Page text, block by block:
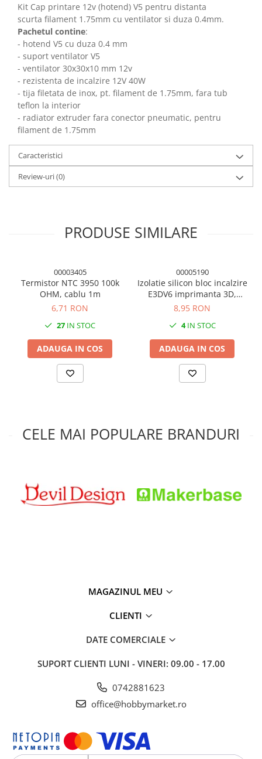
Aparate de masura si testare
Scule manuale si electrice
Lipit si accesorii lipit
Cabluri, conectori si izolatie
Module Peltier, racire si
incalzire
Echipamente si accesorii banc
de lucru
Cabluri si conectori
Cabluri si adaptoare
Conectori, mufe si blocuri
terminale
Condensatori si rezonatoare
Tranzistori si circuite integrate
Potentiometre si semireglabile
Intrerupatoare
Accesorii trotinete electrice
Lichidare de stoc
Kit Cap printare 12v (hotend) V5 pentru distanta
scurta filament 1.75mm cu ventilator si duza 0.4mm.
Pachetul contine:
- hotend V5 cu duza 0.4 mm
- suport ventilator V5
- ventilator 30x30x10 mm 12v
- rezistenta de incalzire 12V 40W
- tija filetata de inox, pt. filament de 1.75mm, fara tub
teflon la interior
- radiator extruder fara conector pneumatic, pentru
filament de 1.75mm
Caracteristici
Review-uri(0)
PRODUSE SIMILARE
00003405
Termistor NTC 3950 100k
OHM, cablu 1m
6,71 RON
27 IN STOC
ADAUGA IN COS
00005190
Izolatie silicon bloc incalzire
E3DV6 imprimanta 3D,
16x20x12mm
8,95 RON
4IN STOC
ADAUGA IN COS
CELE MAI POPULARE BRANDURI
MAGAZINUL MEU
CLIENTI
DATE COMERCIALE
SUPORT CLIENTI LUNI - VINERI: 09.00 - 17.00
0742881623
office@hobbymarket.ro